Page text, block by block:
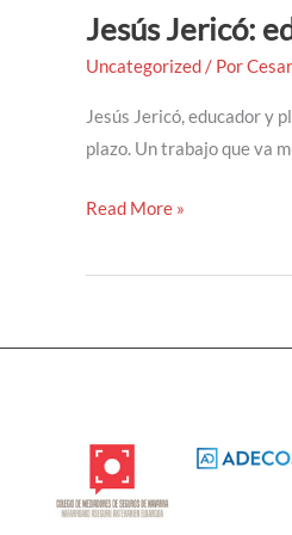
Jesús Jericó:
Uncategorized/ Por
Jesús Jericó, educador y
plazo. Un trabajo que va
Read More »